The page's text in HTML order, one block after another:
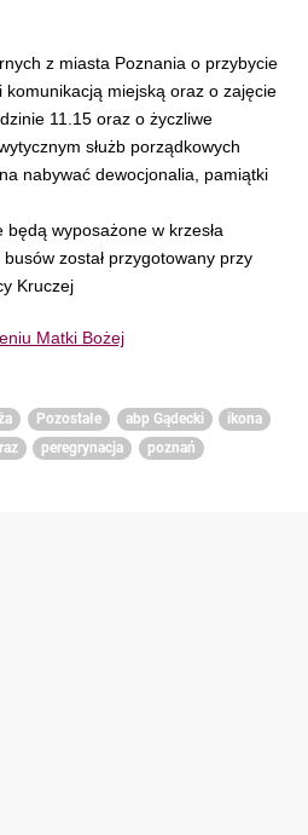
z miasta Poznania o przybycie
komunikacją miejską oraz o zajęcie
11.15 oraz o życzliwe
służb porządkowych
nabywać dewocjonalia, pamiątki
wyposażone w krzesła
został przygotowany przy
Kruczej
Matki Bożej
Pozostałe abp Gądecki
ikona
peregrynacja poznań